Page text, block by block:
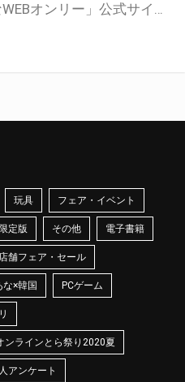
「とらのあなWEBオンリー」公式サイトでとらのあな通販の「割引クーポン」を配布中！ イベントごとに開催当日限定で使える割引クーポンのシリアルコードを発行します。 とらのあなWEBオンリーのページをチェックして、イベント当日にお得にお買い物を楽しみましょう♪ ※本キャンペーンは予告なく終了する場合がございます。 とらのあなWEBオンリーサイトはこちら
玩具 フェア・イベント
定版 その他 電子書籍
店舗フェア・セール
な×韓国 PCゲーム
ンラインとら祭り2020夏
アンケート